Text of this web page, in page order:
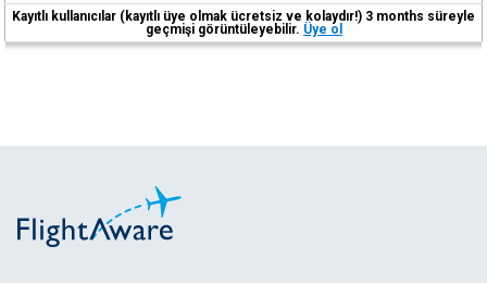
Kayıtlı kullanıcılar (kayıtlı üye olmak ücretsiz ve kolaydır!) 3 months süreyle
geçmişi görüntüleyebilir. Üye ol